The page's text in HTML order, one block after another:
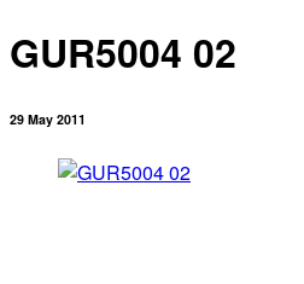
GUR5004 02
29 May 2011